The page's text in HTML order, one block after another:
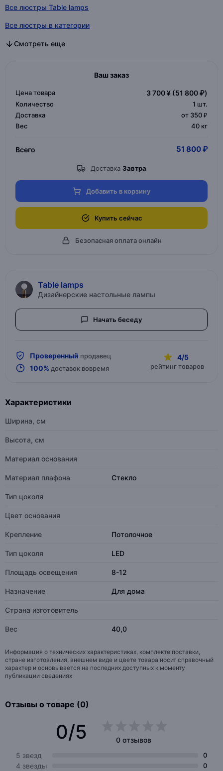
Все люстры Table lamps
Все люстры в категории
Все дизайнерские люстры в категории
Все люстры в категории
Смотреть еще
Ваш заказ
Цена товара 3 700 ¥ (51 800 ₽)
Количество 1 шт.
Доставка
от 350 ₽
Вес
40 кг
Всего 51 800 ₽
Доставка Завтра
Добавить в корзину
Купить сейчас
Безопасная оплата онлайн
Table lamps
Дизайнерские настольные лампы
Начать беседу
Проверенный продавец
100% доставок вовремя
4/5
рейтинг товаров
Характеристики
Ширина, см
Высота, см
Материал основания
Материал плафона Стекло
Тип цоколя
Цвет основания
Крепление Потолочное
Тип цоколя LED
Площадь освещения 8-12
Назначение Для дома
Страна изготовитель
Вес 40,0
Информация о технических характеристиках, комплекте поставки,
стране изготовления, внешнем виде и цвете товара носит справочный
характер и основывается на последних доступных к моменту
публикации сведениях
Отзывы о товаре (0)
0/5
0 отзывов
5 звезд
0
4 звезды 0